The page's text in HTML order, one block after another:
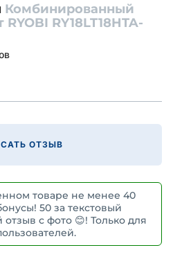
Комбинированный
RY18LT18HTA-
ОТЗЫВ
товаре не менее 40
50 за текстовый
отзыв с фото 😊! Только для